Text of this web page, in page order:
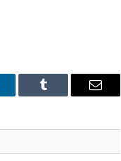
Tumblr Email